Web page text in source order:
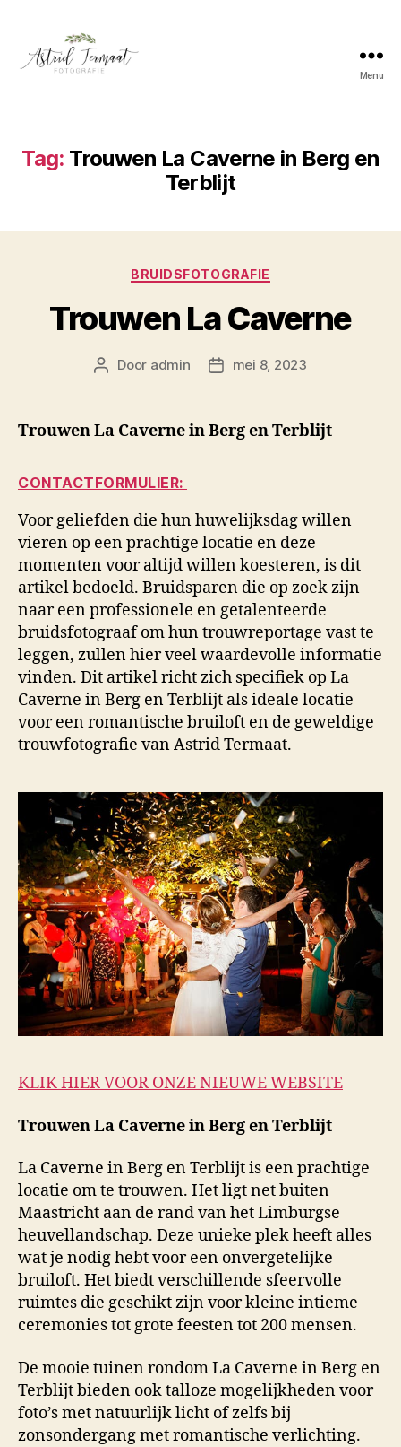
Menu
Tag: Trouwen La Caverne in Berg en
Terblijt
Categorieën
BRUIDSFOTOGRAFIE
Trouwen La Caverne
Berichtauteur
Door admin Berichtdatum
mei 8, 2023
Trouwen La Caverne in Berg en Terblijt
CONTACTFORMULIER:
Voor geliefden die hun huwelijksdag willen
vieren op een prachtige locatie en deze
momenten voor altijd willen koesteren, is dit
artikel bedoeld. Bruidsparen die op zoek zijn
naar een professionele en getalenteerde
bruidsfotograaf om hun trouwreportage vast te
leggen, zullen hier veel waardevolle informatie
vinden. Dit artikel richt zich specifiek op La
Caverne in Berg en Terblijt als ideale locatie
voor een romantische bruiloft en de geweldige
trouwfotografie van Astrid Termaat.
KLIK HIER VOOR ONZE NIEUWE WEBSITE
Trouwen La Caverne in Berg en Terblijt
La Caverne in Berg en Terblijt is een prachtige
locatie om te trouwen. Het ligt net buiten
Maastricht aan de rand van het Limburgse
heuvellandschap. Deze unieke plek heeft alles
wat je nodig hebt voor een onvergetelijke
bruiloft. Het biedt verschillende sfeervolle
ruimtes die geschikt zijn voor kleine intieme
ceremonies tot grote feesten tot 200 mensen.
De mooie tuinen rondom La Caverne in Berg en
Terblijt bieden ook talloze mogelijkheden voor
foto’s met natuurlijk licht of zelfs bij
zonsondergang met romantische verlichting.